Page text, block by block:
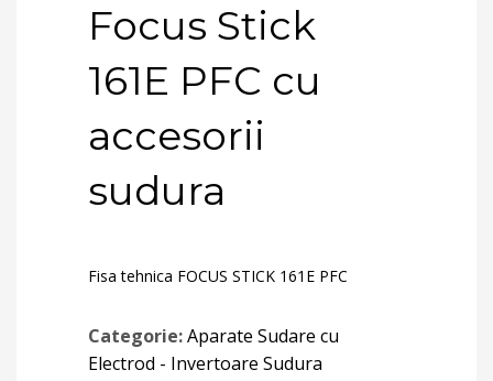
Focus Stick
161E PFC cu
accesorii
sudura
Fisa tehnica FOCUS STICK 161E PFC
Categorie:Aparate Sudare cu
Electrod - Invertoare Sudura